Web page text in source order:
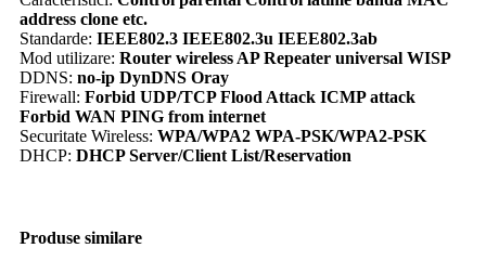
address clone etc.
Standarde: IEEE802.3 IEEE802.3u IEEE802.3ab
Mod utilizare: Router wireless AP Repeater universal WISP
DDNS: no-ip DynDNS Oray
Firewall: Forbid UDP/TCP Flood Attack ICMP attack
Forbid WAN PING from internet
Securitate Wireless: WPA/WPA2 WPA-PSK/WPA2-PSK
DHCP: DHCP Server/Client List/Reservation
Produse similare